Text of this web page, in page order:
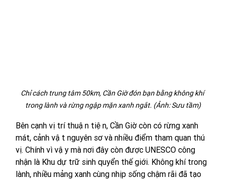
Chỉ cách trung tâm 50km, Cần Giờ đón bạn bằng không khí
trong lành và rừng ngập mặn xanh ngắt. (Ảnh: Sưu tầm)
Bên cạnh vị trí thuận tiện, Cần Giờ còn có rừng xanh
mát, cảnh vật nguyên sơ và nhiều điểm tham quan thú
vị. Chính vì vậy mà nơi đây còn được UNESCO công
nhận là Khu dự trữ sinh quyển thế giới. Không khí trong
lành, nhiều mảng xanh cùng nhịp sống chậm rãi đã tạo